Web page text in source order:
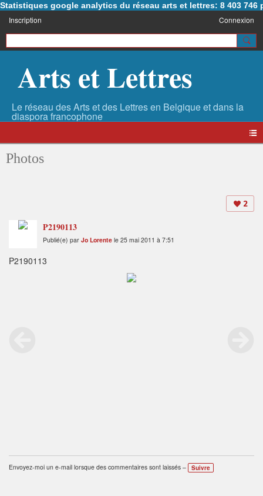
Statistiques google analytics du réseau arts et lettres: 8 403 746
Inscription Connexion
Arts et Lettres
Photos
2
P2190113
Publié(e) par Jo Lorente le 25 mai 2011 à 7:51
P2190113
Envoyez-moi un e-mail lorsque des commentaires sont laissés – Suivre